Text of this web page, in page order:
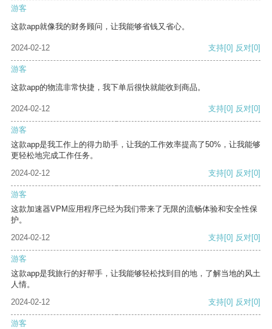
游客
这款app就像我的财务顾问，让我能够省钱又省心。
2024-02-12 支持[0] 反对[0]
游客
这款app的物流非常快捷，我下单后很快就能收到商品。
2024-02-12 支持[0] 反对[0]
游客
这款app是我工作上的得力助手，让我的工作效率提高了50%，让我能够
更轻松地完成工作任务。
2024-02-12
支持[0] 反对[0]
游客
这款加速器VPM应用程序已经为我们带来了无限的流畅体验和安全性保
护。
2024-02-12
支持[0] 反对[0]
游客
这款app是我旅行的好帮手，让我能够轻松找到目的地，了解当地的风土
人情。
2024-02-12
支持[0] 反对[0]
游客